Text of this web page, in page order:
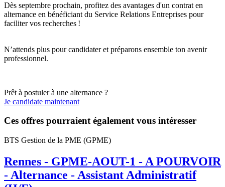
Dès septembre prochain, profitez des avantages d'un contrat en
alternance en bénéficiant du Service Relations Entreprises pour
faciliter vos recherches !
N’attends plus pour candidater et préparons ensemble ton avenir
professionnel.
Prêt à postuler à une alternance ?
Je candidate maintenant
Ces offres pourraient également vous intéresser
BTS Gestion de la PME (GPME)
Rennes - GPME-AOUT-1 - A POURVOIR
- Alternance - Assistant Administratif